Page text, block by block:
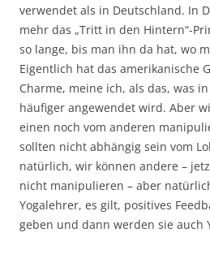
verwendet als in Deutschland. In
mehr das „Tritt in den Hintern“-
so lange, bis man ihn da hat, wo
Eigentlich hat das amerikanische
Charme, meine ich, als das, was
häufiger angewendet wird. Aber
einen noch vom anderen
sollten nicht abhängig sein vom
natürlich, wir können andere –
nicht manipulieren – aber
Yogalehrer, es gilt, positives
geben und dann werden sie auch